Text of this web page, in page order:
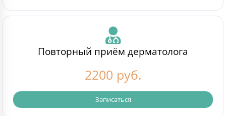
Повторный приём дерматолога
2200 руб.
Записаться